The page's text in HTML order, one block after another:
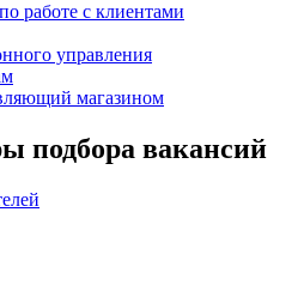
работе с клиентами
управления
магазином
подбора вакансий